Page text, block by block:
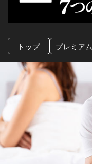
トップ プレミアム